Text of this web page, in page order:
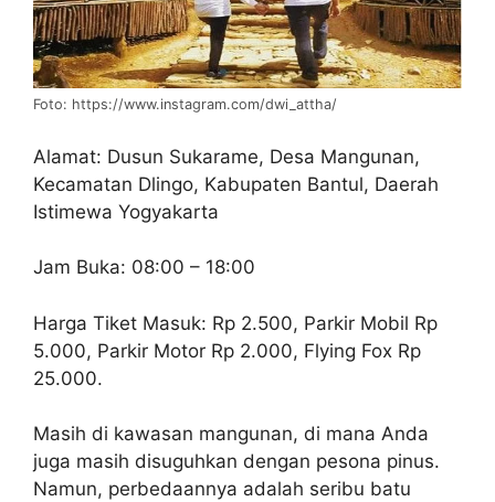
Foto: https://www.instagram.com/dwi_attha/
Alamat: Dusun Sukarame, Desa Mangunan,
Kecamatan Dlingo, Kabupaten Bantul, Daerah
Istimewa Yogyakarta
Jam Buka: 08:00 – 18:00
Harga Tiket Masuk: Rp 2.500, Parkir Mobil Rp
5.000, Parkir Motor Rp 2.000, Flying Fox Rp
25.000.
Masih di kawasan mangunan, di mana Anda
juga masih disuguhkan dengan pesona pinus.
Namun, perbedaannya adalah seribu batu